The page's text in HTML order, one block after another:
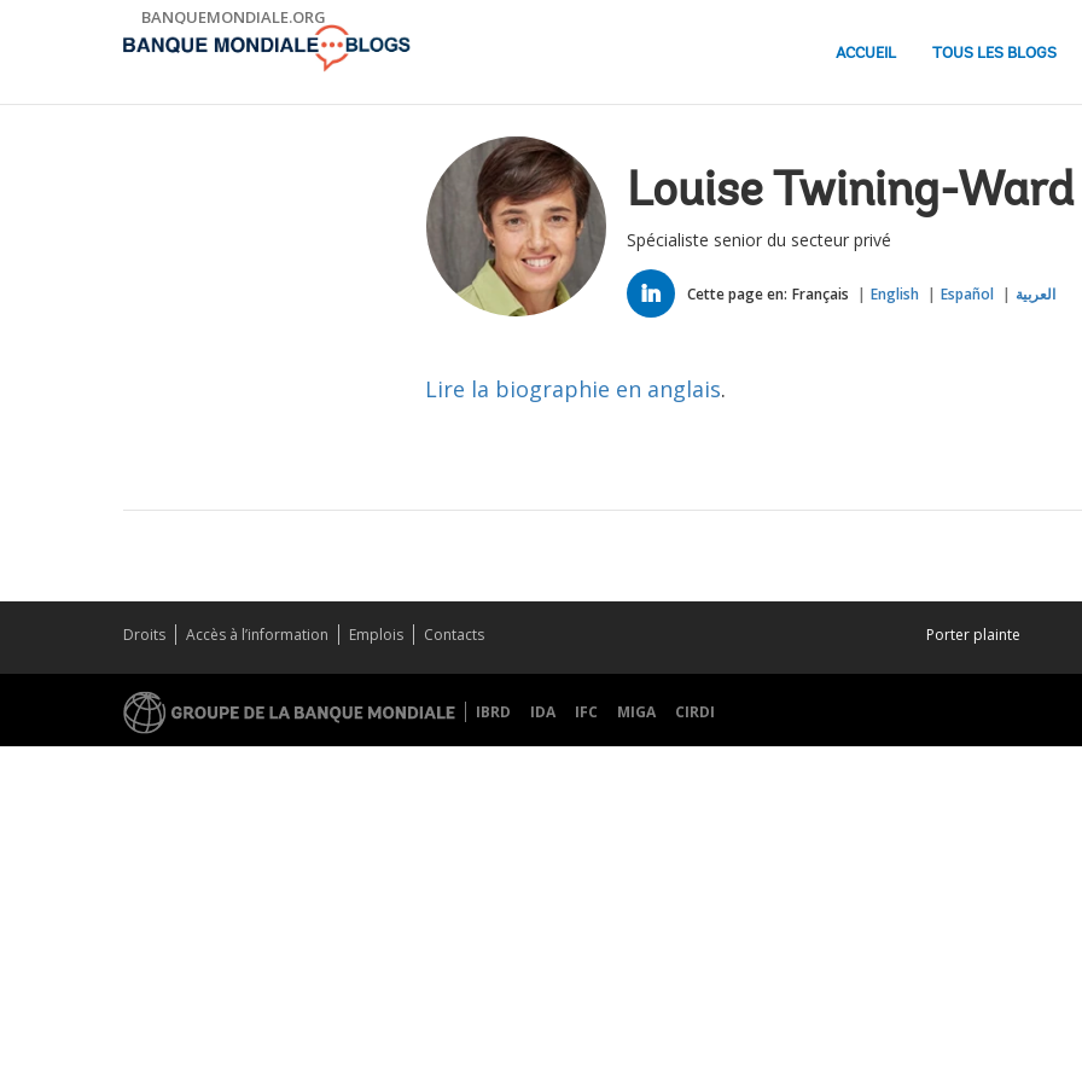
BANQUEMONDIALE.ORG
ACCUEIL TOUS LES BLOGS
Louise Twining-Ward
Spécialiste senior du secteur privé
LINKED
IN Cette page en: Français English Español العربية
Lire la biographie en anglais.
Droits Accès à l’information Emplois Contacts Porter plainte
IBRD IDA IFC MIGA CIRDI